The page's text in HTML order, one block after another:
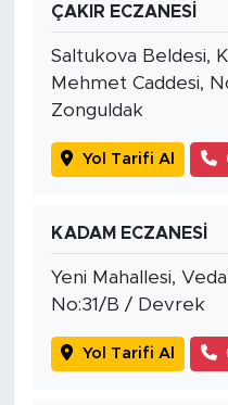
ÇAKIR ECZANESİ
Saltukova Beldesi,
Mehmet Caddesi,
Zonguldak
Yol Tarifi Al
KADAM ECZANESİ
Yeni Mahallesi,
No:31/B / Devrek
Yol Tarifi Al